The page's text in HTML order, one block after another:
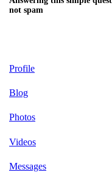
not spam
Profile
Blog
Photos
Videos
Messages